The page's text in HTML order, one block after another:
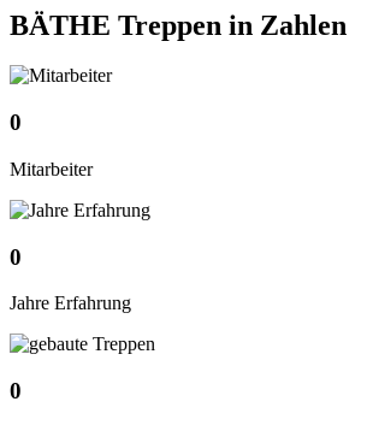
BÄTHE Treppen in Zahlen
0
Mitarbeiter
0
Jahre Erfahrung
0